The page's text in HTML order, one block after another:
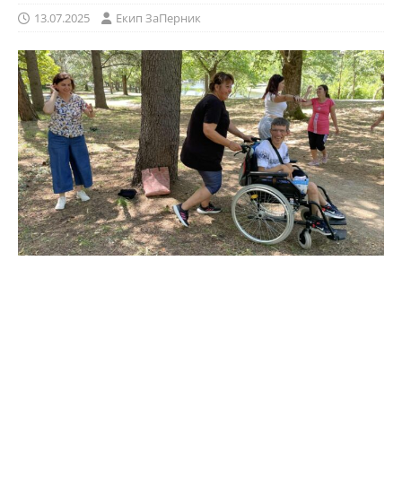
13.07.2025 Eкип ЗаПерник